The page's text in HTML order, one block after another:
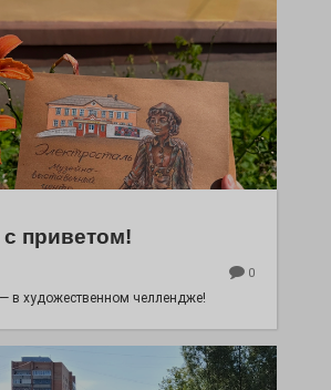
с приветом!
0
в художественном челлендже!